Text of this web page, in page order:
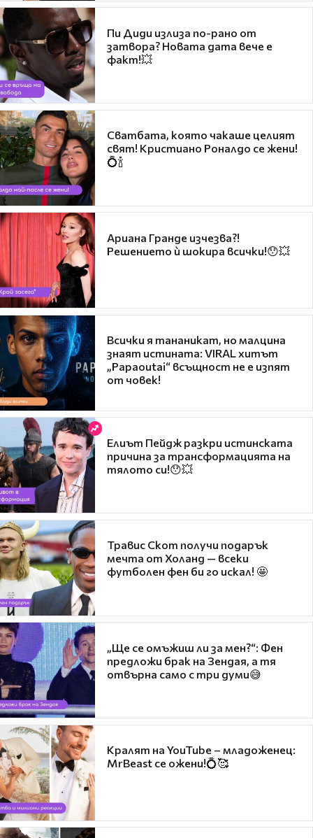
Пи Диди излиза по-рано от
затвора? Новата дата вече е
факт!💥
Сватбата, която чакаше целият
свят! Кристиано Роналдо се жени!
💍🍾
Ариана Гранде изчезва?!
Решението ѝ шокира всички!😯💥
Всички я тананикат, но малцина
знаят истината: VIRAL хитът
„Papaoutai“ всъщност не е изпят
от човек!
Елиът Пейдж разкри истинската
причина за трансформацията на
тялото си!😯💥
Травис Скот получи подарък
мечта от Холанд — всеки
футболен фен би го искал! 🤩
„Ще се омъжиш ли за мен?“: Фен
предложи брак на Зендая, а тя
отвърна само с три думи😅
Кралят на YouTube – младоженец:
MrBeast се ожени!💍🥰